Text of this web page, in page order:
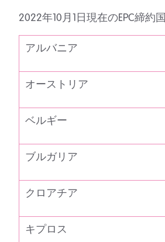
2022年10月1日現在のEPC締約国
アルバニア
オーストリア
ベルギー
ブルガリア
クロアチア
キプロス